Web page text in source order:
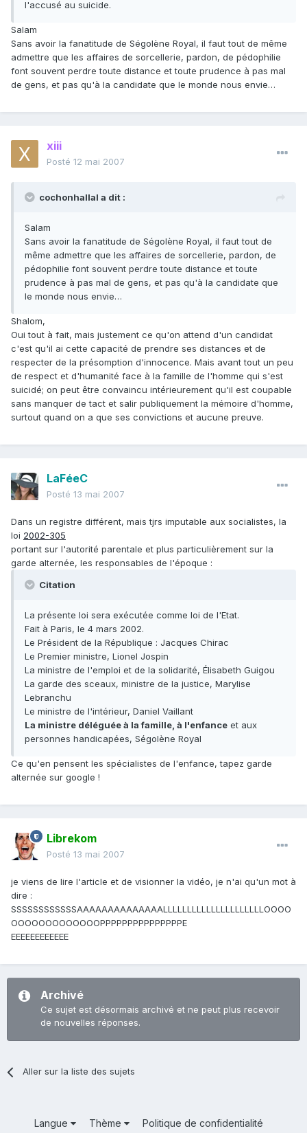
l'accusé au suicide.
Salam
Sans avoir la fanatitude de Ségolène Royal, il faut tout de même
admettre que les affaires de sorcellerie, pardon, de pédophilie
font souvent perdre toute distance et toute prudence à pas mal
de gens, et pas qu'à la candidate que le monde nous envie…
xiii
Posté 12 mai 2007
cochonhallal a dit :
Salam
Sans avoir la fanatitude de Ségolène Royal, il faut tout de
même admettre que les affaires de sorcellerie, pardon, de
pédophilie font souvent perdre toute distance et toute
prudence à pas mal de gens, et pas qu'à la candidate que
le monde nous envie…
Shalom,
Oui tout à fait, mais justement ce qu'on attend d'un candidat
c'est qu'il ai cette capacité de prendre ses distances et de
respecter de la présomption d'innocence. Mais avant tout un peu
de respect et d'humanité face à la famille de l'homme qui s'est
suicidé; on peut être convaincu intérieurement qu'il est coupable
sans manquer de tact et salir publiquement la mémoire d'homme,
surtout quand on a que ses convictions et aucune preuve.
LaFéeC
Posté 13 mai 2007
Dans un registre différent, mais tjrs imputable aux socialistes, la
loi 2002-305
portant sur l'autorité parentale et plus particulièrement sur la
garde alternée, les responsables de l'époque :
Citation
La présente loi sera exécutée comme loi de l'Etat.
Fait à Paris, le 4 mars 2002.
Le Président de la République : Jacques Chirac
Le Premier ministre, Lionel Jospin
La ministre de l'emploi et de la solidarité, Élisabeth Guigou
La garde des sceaux, ministre de la justice, Marylise
Lebranchu
Le ministre de l'intérieur, Daniel Vaillant
La ministre déléguée à la famille, à l'enfance et aux
personnes handicapées, Ségolène Royal
Ce qu'en pensent les spécialistes de l'enfance, tapez garde
alternée sur google !
Librekom
Posté 13 mai 2007
je viens de lire l'article et de visionner la vidéo, je n'ai qu'un mot à
dire :
SSSSSSSSSSSSAAAAAAAAAAAAAALLLLLLLLLLLLLLLLLLLLLOOOO
OOOOOOOOOOOOOPPPPPPPPPPPPPPPE
EEEEEEEEEEEE
Archivé
Ce sujet est désormais archivé et ne peut plus recevoir
de nouvelles réponses.
Aller sur la liste des sujets
Langue Thème
Politique de confidentialité